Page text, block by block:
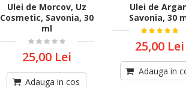
Ulei de Morcov, Uz
Cosmetic, Savonia, 30
ml
25,00 Lei
Adauga in cos
Ulei de
Savonia, 30
25,00 Lei
Adauga in